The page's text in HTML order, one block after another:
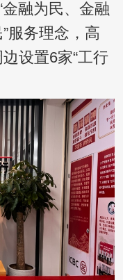
融为民、金融
服务理念，高
设置6家“工行